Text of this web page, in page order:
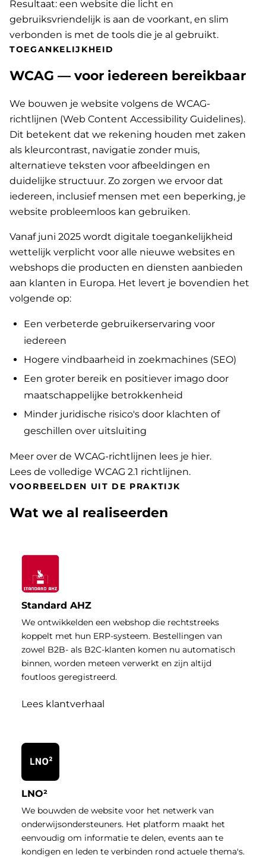
Resultaat: een website die licht en
gebruiksvriendelijk is aan de voorkant, en slim
verbonden is met de tools die je al gebruikt.
TOEGANKELIJKHEID
WCAG — voor iedereen bereikbaar
We bouwen je website volgens de WCAG-
richtlijnen (Web Content Accessibility Guidelines).
Dit betekent dat we rekening houden met zaken
als kleurcontrast, navigatie zonder muis,
alternatieve teksten voor afbeeldingen en
duidelijke structuur. Zo zorgen we ervoor dat
iedereen, inclusief mensen met een beperking, je
website probleemloos kan gebruiken.
Vanaf juni 2025 wordt digitale toegankelijkheid
wettelijk verplicht voor alle nieuwe websites en
webshops die producten en diensten aanbieden
aan klanten in Europa. Het levert je bovendien het
volgende op:
Een verbeterde gebruikerservaring voor
iedereen
Hogere vindbaarheid in zoekmachines (SEO)
Een groter bereik en positiever imago door
maatschappelijke betrokkenheid
Minder juridische risico's door klachten of
geschillen over uitsluiting
Meer over de WCAG-richtlijnen lees je hier.
Lees de volledige WCAG 2.1 richtlijnen.
VOORBEELDEN UIT DE PRAKTIJK
Wat we al realiseerden
Standard AHZ
We ontwikkelden een webshop die rechtstreeks
koppelt met hun ERP-systeem. Bestellingen van
zowel B2B- als B2C-klanten komen nu automatisch
binnen, worden meteen verwerkt en zijn altijd
foutloos geregistreerd.
Lees klantverhaal
LNO²
We bouwden de website voor het netwerk van
onderwijsondersteuners. Het platform maakt het
eenvoudig om informatie te delen, events aan te
kondigen en leden te verbinden rond actuele thema's.